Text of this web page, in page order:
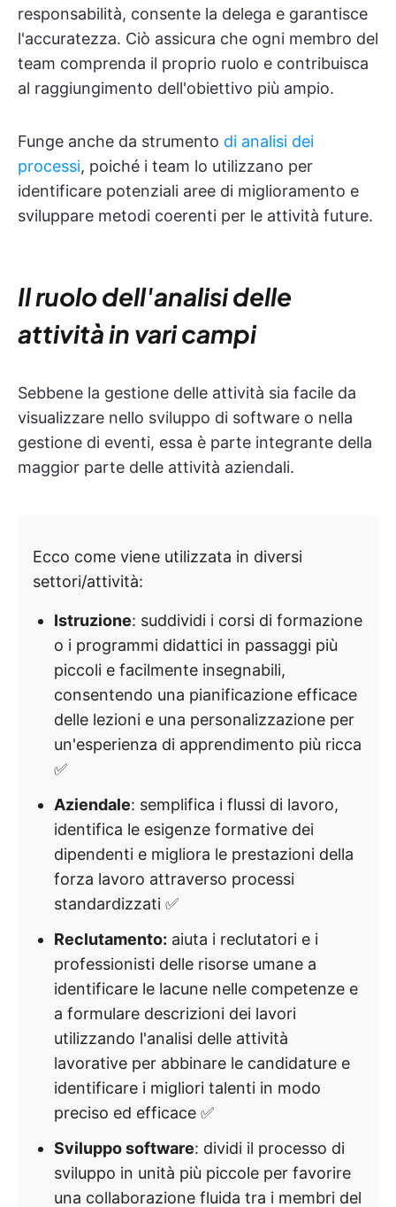
responsabilità, consente la delega e garantisce
l'accuratezza. Ciò assicura che ogni membro del
team comprenda il proprio ruolo e contribuisca
al raggiungimento dell'obiettivo più ampio.
Funge anche da strumento di analisi dei
processi, poiché i team lo utilizzano per
identificare potenziali aree di miglioramento e
sviluppare metodi coerenti per le attività future.
Il ruolo dell'analisi delle
attività in vari campi
Sebbene la gestione delle attività sia facile da
visualizzare nello sviluppo di software o nella
gestione di eventi, essa è parte integrante della
maggior parte delle attività aziendali.
Ecco come viene utilizzata in diversi
settori/attività:
Istruzione: suddividi i corsi di formazione
o i programmi didattici in passaggi più
piccoli e facilmente insegnabili,
consentendo una pianificazione efficace
delle lezioni e una personalizzazione per
un'esperienza di apprendimento più ricca
✅
Aziendale: semplifica i flussi di lavoro,
identifica le esigenze formative dei
dipendenti e migliora le prestazioni della
forza lavoro attraverso processi
standardizzati ✅
Reclutamento: aiuta i reclutatori e i
professionisti delle risorse umane a
identificare le lacune nelle competenze e
a formulare descrizioni dei lavori
utilizzando l'analisi delle attività
lavorative per abbinare le candidature e
identificare i migliori talenti in modo
preciso ed efficace ✅
Sviluppo software: dividi il processo di
sviluppo in unità più piccole per favorire
una collaborazione fluida tra i membri del